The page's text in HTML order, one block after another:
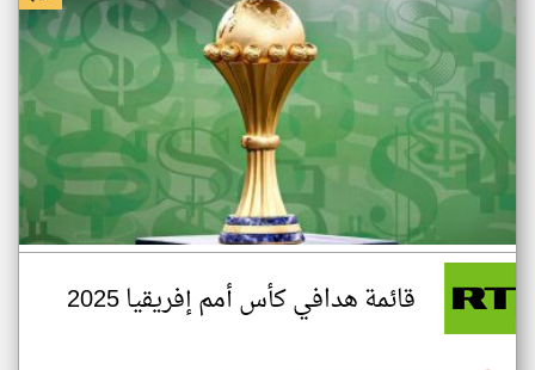
قائمة هدافي كأس أمم إفريقيا 2025